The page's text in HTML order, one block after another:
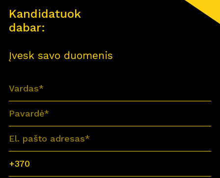
Kandidatuok
dabar:
Įvesk savo duomenis